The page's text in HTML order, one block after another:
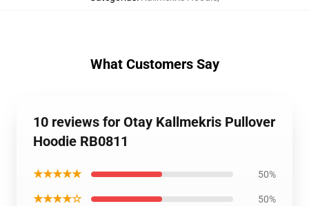
What Customers Say
10 reviews for Otay Kallmekris Pullover
Hoodie RB0811
★★★★★ 50%
★★★★☆ 50%